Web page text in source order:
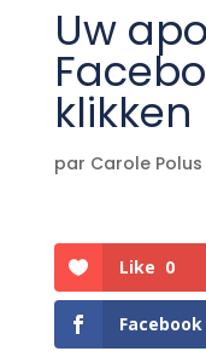
Uw
klikken
par Carole Polus
Like 0
Facebook